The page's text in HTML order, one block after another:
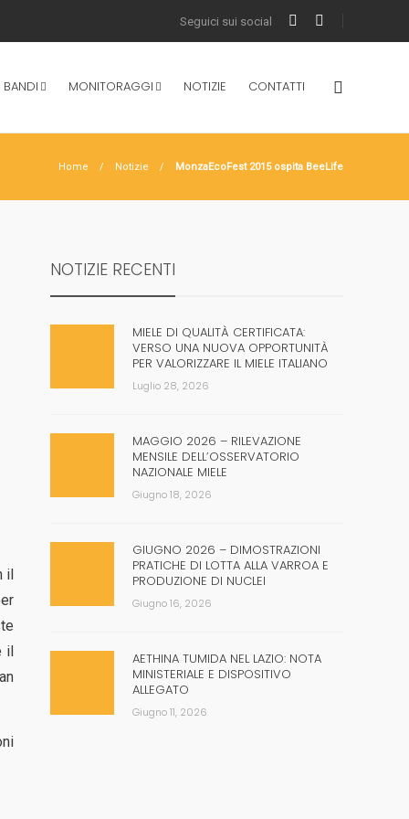
BANDI MONITORAGGI NOTIZIE CONTATTI
Home Notizie MonzaEcoFest 2015 ospita BeeLife
il
il
NOTIZIE RECENTI
MIELE DI QUALITÀ CERTIFICATA:
VERSO UNA NUOVA OPPORTUNITÀ
PER VALORIZZARE IL MIELE ITALIANO
Luglio 28, 2026
MAGGIO 2026 – RILEVAZIONE
MENSILE DELL’OSSERVATORIO
NAZIONALE MIELE
Giugno 18, 2026
GIUGNO 2026 – DIMOSTRAZIONI
PRATICHE DI LOTTA ALLA VARROA E
PRODUZIONE DI NUCLEI
Giugno 16, 2026
AETHINA TUMIDA NEL LAZIO: NOTA
MINISTERIALE E DISPOSITIVO
ALLEGATO
Giugno 11, 2026